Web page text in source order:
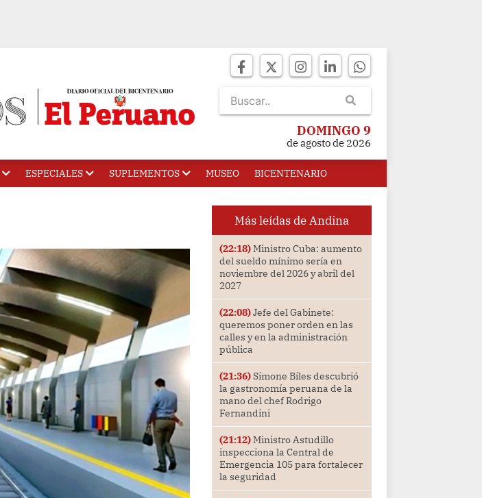
DOMINGO 9
de agosto de 2026
ESPECIALES SUPLEMENTOS MUSEO BICENTENARIO
Más leídas de Andina
(22:18)Ministro Cuba: aumento
del sueldo mínimo sería en
noviembre del 2026 y abril del
2027
(22:08)Jefe del Gabinete:
queremos poner orden en las
calles y en la administración
pública
(21:36)Simone Biles descubrió
la gastronomía peruana de la
mano del chef Rodrigo
Fernandini
(21:12)Ministro Astudillo
inspecciona la Central de
Emergencia 105 para fortalecer
la seguridad